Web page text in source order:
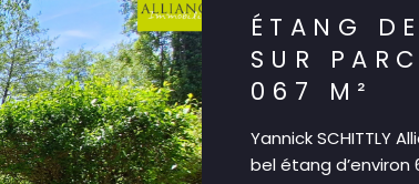
ÉTANG
SUR
067 M²
Yannick SCHITTLY
bel étang d’environ